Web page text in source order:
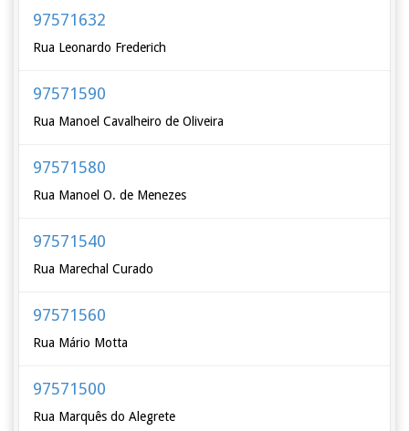
97571632
Rua Leonardo Frederich
97571590
Rua Manoel Cavalheiro de Oliveira
97571580
Rua Manoel O. de Menezes
97571540
Rua Marechal Curado
97571560
Rua Mário Motta
97571500
Rua Marquês do Alegrete